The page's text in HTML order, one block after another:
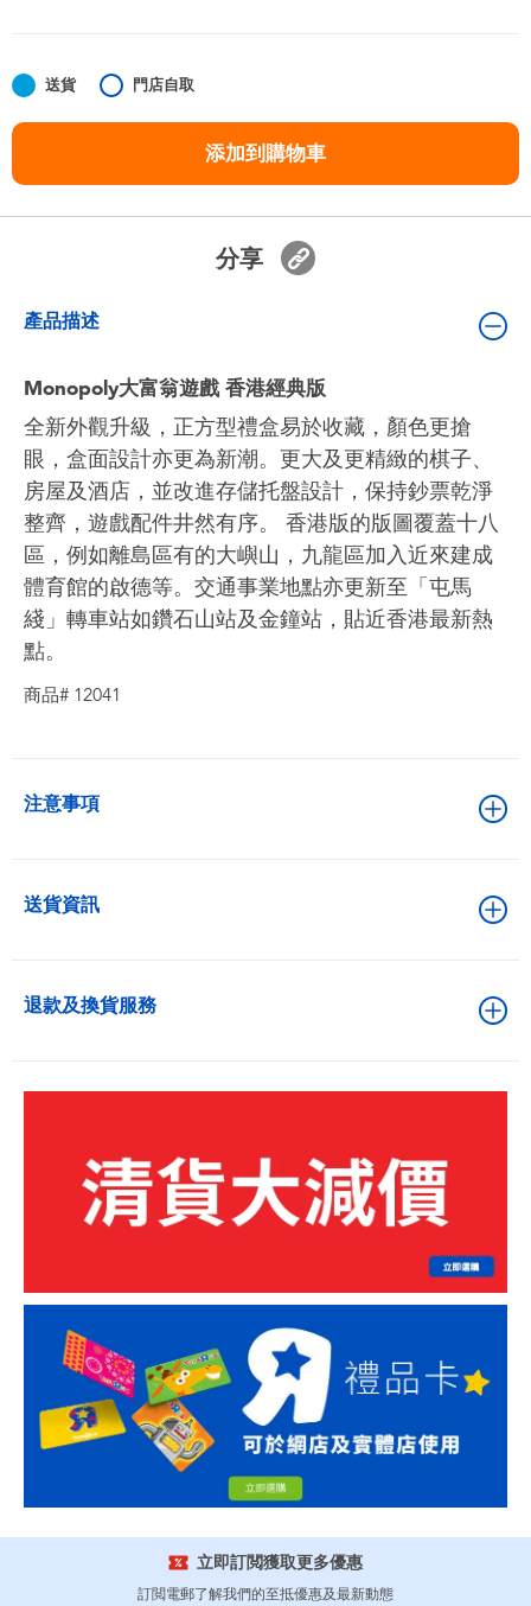
任天堂 Switch
送貨 門店自取
添加到購物車
分享
產品描述
Monopoly大富翁遊戲 香港經典版
全新外觀升級，正方型禮盒易於收藏，顏色更搶
眼，盒面設計亦更為新潮。更大及更精緻的棋子、
房屋及酒店，並改進存儲托盤設計，保持鈔票乾淨
整齊，遊戲配件井然有序。 香港版的版圖覆蓋十八
區，例如離島區有的大嶼山，九龍區加入近來建成
體育館的啟德等。交通事業地點亦更新至「屯馬
綫」轉車站如鑽石山站及金鐘站，貼近香港最新熱
點。
商品# 12041
注意事項
送貨資訊
退款及換貨服務
立即訂閲獲取更多優惠
訂閲電郵了解我們的至抵優惠及最新動態